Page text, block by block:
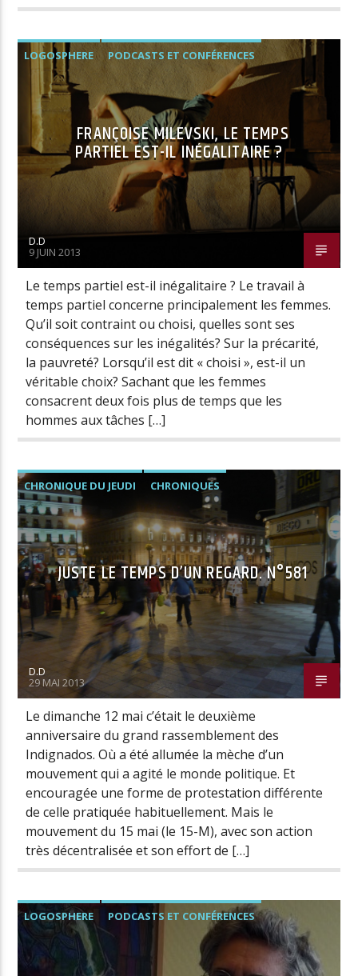
LOGOSPHERE PODCASTS ET CONFÉRENCES
FRANÇOISE MILEVSKI, LE TEMPS
PARTIEL EST-IL INÉGALITAIRE ?
D.D
9 JUIN 2013
Le temps partiel est-il inégalitaire ? Le travail à
temps partiel concerne principalement les femmes.
Qu’il soit contraint ou choisi, quelles sont ses
conséquences sur les inégalités? Sur la précarité,
la pauvreté? Lorsqu’il est dit « choisi », est-il un
véritable choix? Sachant que les femmes
consacrent deux fois plus de temps que les
hommes aux tâches […]
CHRONIQUE DU JEUDI CHRONIQUES
JUSTE LE TEMPS D’UN REGARD. N°581
D.D
29 MAI 2013
Le dimanche 12 mai c’était le deuxième
anniversaire du grand rassemblement des
Indignados. Où a été allumée la mèche d’un
mouvement qui a agité le monde politique. Et
encouragée une forme de protestation différente
de celle pratiquée habituellement. Mais le
mouvement du 15 mai (le 15-M), avec son action
très décentralisée et son effort de […]
LOGOSPHERE PODCASTS ET CONFÉRENCES